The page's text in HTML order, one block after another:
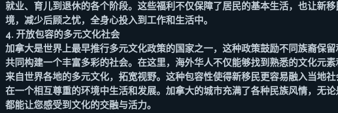
就业、育儿到退休的各个阶段。这些福利不仅保障了居民的基本生活，也让新
境，减少后顾之忧，全身心投入到工作和生活中。
4. 开放包容的多元文化社会
加拿大是世界上最早推行多元文化政策的国家之一，这种政策鼓励不同族裔保留
共同构建一个丰富多彩的社会。在这里，海外华人不仅能够找到熟悉的文化元
来自世界各地的多元文化，拓宽视野。这种包容性使得新移民更容易融入当地
在一个相互尊重的环境中生活和发展。加拿大的城市充满了各种民族风情，无论
都能让您感受到文化的交融与活力。